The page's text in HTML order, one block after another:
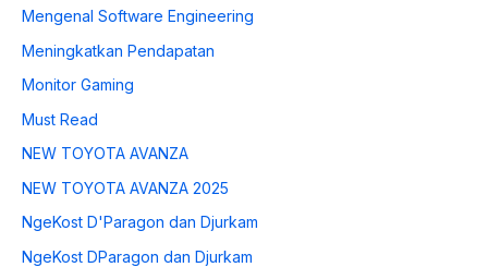
Mengenal Software Engineering
Meningkatkan Pendapatan
Monitor Gaming
Must Read
NEW TOYOTA AVANZA
NEW TOYOTA AVANZA 2025
NgeKost D'Paragon dan Djurkam
NgeKost DParagon dan Djurkam